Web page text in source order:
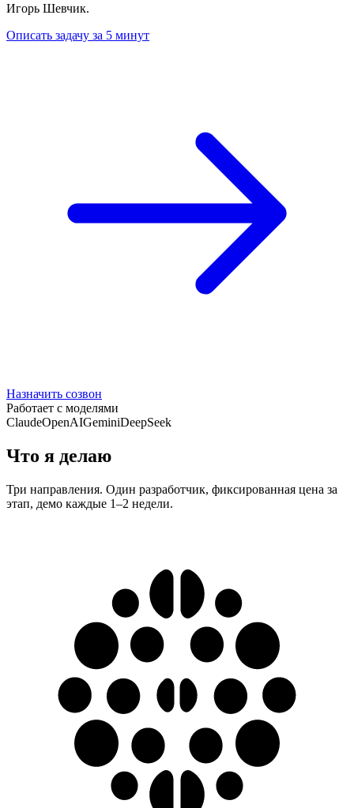
Игорь Шевчик.
Описать задачу за 5 минут
Назначить созвон
Работает с моделями
ClaudeOpenAIGeminiDeepSeek
Что я делаю
Три направления. Один разработчик, фиксированная цена за
этап, демо каждые 1–2 недели.